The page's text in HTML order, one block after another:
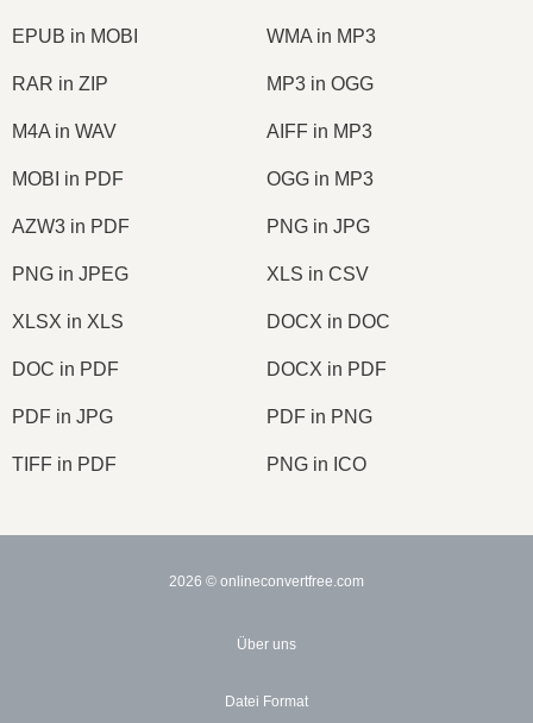
EPUB in MOBI WMA in MP3
RAR in ZIP MP3 in OGG
M4A in WAV AIFF in MP3
MOBI in PDF OGG in MP3
AZW3 in PDF PNG in JPG
PNG in JPEG XLS in CSV
XLSX in XLS DOCX in DOC
DOC in PDF DOCX in PDF
PDF in JPG PDF in PNG
TIFF in PDF PNG in ICO
2026 © onlineconvertfree.com
Über uns
Datei Format